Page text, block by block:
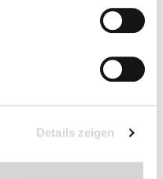
Details zeigen
dafür, ob viele
verbleiben. Je
Einer der
Gruppe sind die